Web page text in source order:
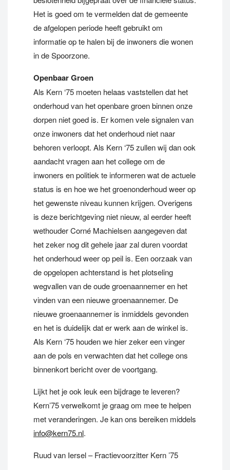
Het is goed om te vermelden dat de gemeente
de afgelopen periode heeft gebruikt om
informatie op te halen bij de inwoners die wonen
in de Spoorzone.
Openbaar Groen
Als Kern ‘75 moeten helaas vaststellen dat het
onderhoud van het openbare groen binnen onze
dorpen niet goed is. Er komen vele signalen van
onze inwoners dat het onderhoud niet naar
behoren verloopt. Als Kern ‘75 zullen wij dan ook
aandacht vragen aan het college om de
inwoners en politiek te informeren wat de actuele
status is en hoe we het groenonderhoud weer op
het gewenste niveau kunnen krijgen. Overigens
is deze berichtgeving niet nieuw, al eerder heeft
wethouder Corné Machielsen aangegeven dat
het zeker nog dit gehele jaar zal duren voordat
het onderhoud weer op peil is. Een oorzaak van
de opgelopen achterstand is het plotseling
wegvallen van de oude groenaannemer en het
vinden van een nieuwe groenaannemer. De
nieuwe groenaannemer is inmiddels gevonden
en het is duidelijk dat er werk aan de winkel is.
Als Kern ‘75 houden we hier zeker een vinger
aan de pols en verwachten dat het college ons
binnenkort bericht over de voortgang.
Lijkt het je ook leuk een bijdrage te leveren?
Kern’75 verwelkomt je graag om mee te helpen
met veranderingen. Je kan ons bereiken middels
info@kern75.nl.
Ruud van Iersel – Fractievoorzitter Kern ’75